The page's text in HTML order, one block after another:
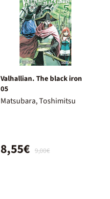
Valhallian. The black iron
05
Matsubara, Toshimitsu
9,00€
8,55€